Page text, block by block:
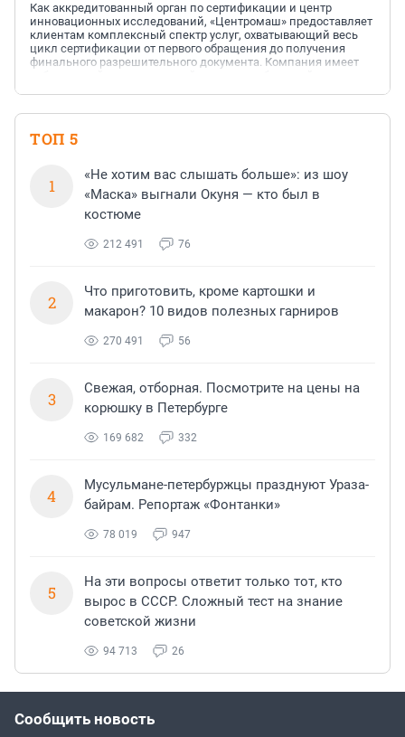
Как аккредитованный орган по сертификации и центр
инновационных исследований, «Центромаш» предоставляет
клиентам комплексный спектр услуг, охватывающий весь
цикл сертификации от первого обращения до получения
финального разрешительного документа. Компания имеет
для различных типов транспортных средств круглый год. За
15 лет успешной работы компания выдала более 10 000
разрешительных...
ТОП 5
1
«Не хотим вас слышать больше»: из шоу
«Маска» выгнали Окуня — кто был в
костюме
212 491 76
2
Что приготовить, кроме картошки и
макарон? 10 видов полезных гарниров
270 491 56
3
Свежая, отборная. Посмотрите на цены на
корюшку в Петербурге
169 682 332
4
Мусульмане-петербуржцы празднуют Ураза-
байрам. Репортаж «Фонтанки»
78 019 947
5
На эти вопросы ответит только тот, кто
вырос в СССР. Сложный тест на знание
советской жизни
94 713 26
Сообщить новость